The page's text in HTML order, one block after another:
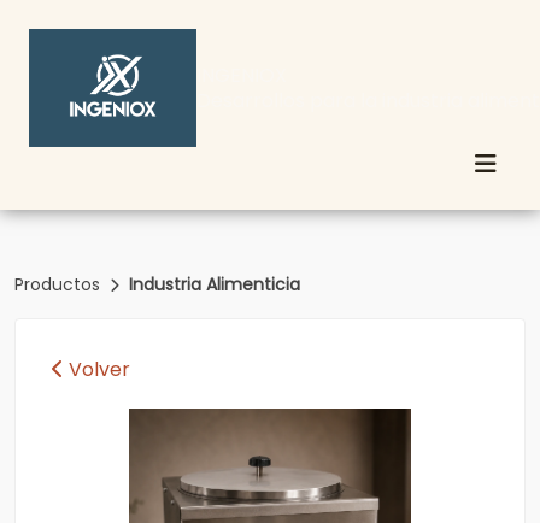
Productos Industria Alimenticia
Volver